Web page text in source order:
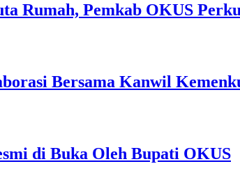
Rumah, Pemkab OKUS
Bersama Kanwil
di Buka Oleh Bupati OKUS